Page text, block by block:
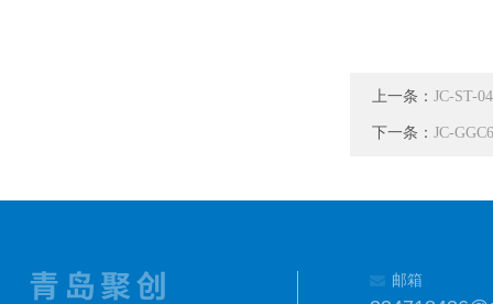
上一条： JC-ST-
下一条： JC-
邮箱